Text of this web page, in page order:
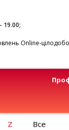
19.00;
Online-
Z
Все